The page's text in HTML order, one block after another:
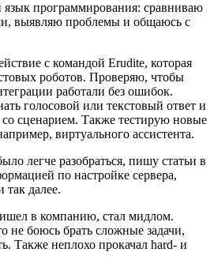
язык программирования: сравниваю
выявляю проблемы и общаюсь с
с командой Erudite, которая
роботов. Проверяю, чтобы
работали без ошибок.
голосовой или текстовый ответ и
со сценарием. Также тестирую новые
виртуального ассистента.
легче разобраться, пишу статьи в
по настройке сервера,
так далее.
в компанию, стал мидлом.
не боюсь брать сложные задачи,
Также неплохо прокачал hard- и